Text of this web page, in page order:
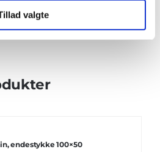
valgte
endestykke 100×50